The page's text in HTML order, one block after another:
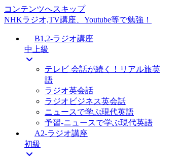
コンテンツへスキップ
NHKラジオ,TV講座、Youtube等で勉強！
B1,2-ラジオ講座
中上級
テレビ 会話が続く！リアル旅英
語
ラジオ英会話
ラジオビジネス英会話
ニュースで学ぶ現代英語
予習-ニュースで学ぶ現代英語
A2-ラジオ講座
初級